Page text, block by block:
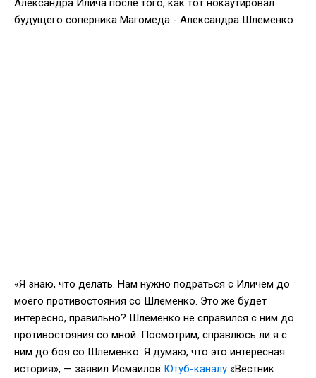
Александра Илича после того, как тот нокаутировал
будущего соперника Магомеда - Александра Шлеменко.
«Я знаю, что делать. Нам нужно подраться с Иличем до
моего противостояния со Шлеменко. Это же будет
интересно, правильно? Шлеменко не справился с ним до
противостояния со мной. Посмотрим, справлюсь ли я с
ним до боя со Шлеменко. Я думаю, что это интересная
история», — заявил Исмаилов Ютуб-каналу «Вестник